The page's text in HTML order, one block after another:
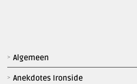
Algemeen
Anekdotes Ironside